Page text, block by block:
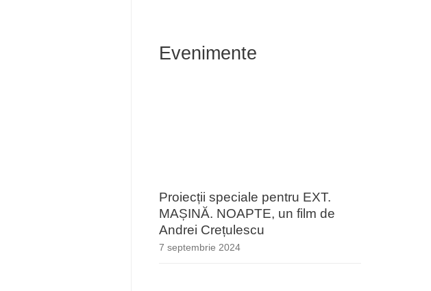
Evenimente
Proiecții speciale pentru EXT.
MAȘINĂ. NOAPTE, un film de
Andrei Crețulescu
7 septembrie 2024